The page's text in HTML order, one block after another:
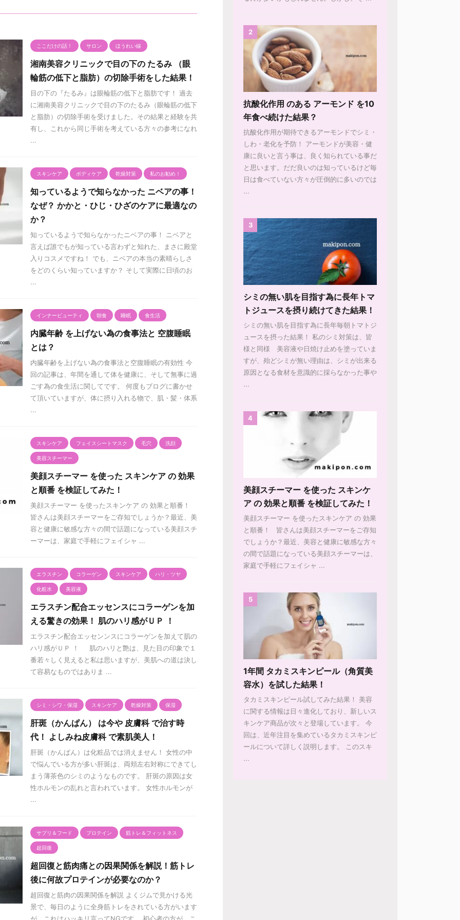
ここだけの話！ サロン ほうれい線
湘南美容クリニックで目の下の たるみ （眼
輪筋の低下と脂肪）の切除手術をした結果！
目の下の『たるみ』は眼輪筋の低下と脂肪です！ 過去
に湘南美容クリニックで目の下のたるみ（眼輪筋の低下
と脂肪）の切除手術を受けました。その結果と経験を共
有し、これから同じ手術を考えている方々の参考になれ
...
スキンケア ボディケア 乾燥対策 私のお勧め！
知っているようで知らなかった ニベアの事！
なぜ？ かかと・ひじ・ひざのケアに最適なの
か？
知っているようで知らなかったニベアの事！ ニベアと
言えば誰でもが知っている言わずと知れた、まさに殿堂
入りコスメですね！ でも、ニベアの本当の素晴らしさ
をどのくらい知っていますか？ そして実際に日頃のお
...
インナービューティ 朝食 睡眠 食生活
内臓年齢 を上げない為の食事法と 空腹睡眠
とは？
内臓年齢を上げない為の食事法と空腹睡眠の有効性 今
回の記事は、年間を通して体を健康に、そして無事に過
ごす為の食生活に関してです。 何度もブログに書かせ
て頂いていますが、体に摂り入れる物で、肌・髪・体系
...
スキンケア フェイスシートマスク 毛穴 洗顔
美容スチーマー
美顔スチーマー を使った スキンケア の 効果
と順番 を検証してみた！
美顔スチーマー を使ったスキンケア の 効果と順番！
皆さんは美顔スチーマーをご存知でしょうか？最近、美
容と健康に敏感な方々の間で話題になっている美顔スチ
ーマーは、家庭で手軽にフェイシャ ...
エラスチン コラーゲン スキンケア ハリ・ツヤ
化粧水 美容液
エラスチン配合エッセンスにコラーゲンを加
える驚きの効果！ 肌のハリ感がＵＰ ！
エラスチン配合エッセンンスにコラーゲンを加えて肌の
ハリ感がＵＰ ！ 肌のハリと艶は、見た目の印象で１
番若々しく見えると私は思いますが、美肌への道は決し
て容易なものではありま ...
シミ・シワ・保湿 スキンケア 乾燥対策 保湿
肝斑（かんぱん） は今や 皮膚科 で治す時
代！ よしみね皮膚科 で素肌美人！
肝斑（かんぱん）は化粧品では消えません！ 女性の中
で悩んでいる方が多い肝斑は、両頬左右対称にできてし
まう薄茶色のシミのようなものです。 肝斑の原因は女
性ホルモンの乱れと言われています。 女性ホルモンが
...
サプリ＆フード プロテイン 筋トレ＆フィットネス
超回復
超回復と筋肉痛との因果関係を解説！筋トレ
後に何故プロテインが必要なのか？
超回復と筋肉の因果関係を解説 よくジムで見かける光
景で、毎日のように全身筋トレをされている方がいます
2
抗酸化作用 のある アーモンド を10
年食べ続けた結果？
抗酸化作用が期待できるアーモンドでシミ・
しわ・老化を予防！ アーモンドが美容・健
康に良いと言う事は、良く知られている事だ
と思います。だだ良いのは知っているけど毎
日は食べていない方々が圧倒的に多いのでは
...
3
シミの無い肌を目指す為に長年トマ
トジュースを摂り続けてきた結果！
シミの無い肌を目指す為に長年毎朝トマトジ
ュースを摂った結果！ 私のシミ対策は、皆
様と同様 美容液や日焼け止めを塗っていま
すが、殆どシミが無い理由は、シミが出来る
原因となる食材を意識的に採らなかった事や
...
4
美顔スチーマー を使った スキンケ
ア の 効果と順番 を検証してみた！
美顔スチーマー を使ったスキンケア の 効果
と順番！ 皆さんは美顔スチーマーをご存知
でしょうか？最近、美容と健康に敏感な方々
の間で話題になっている美顔スチーマーは、
家庭で手軽にフェイシャ ...
5
1年間 タカミスキンピール（角質美
容水）を試した結果！
タカミスキンピール試してみた結果！ 美容
に関する情報は日々進化しており、新しいス
キンケア商品が次々と登場しています。 今
回は、近年注目を集めているタカミスキンピ
ールについて詳しく説明します。 このスキ
...